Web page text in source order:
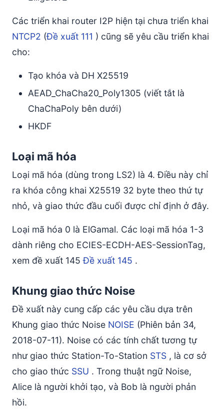
Các triển khai router I2P hiện tại chưa triển khai
NTCP2 (Đề xuất 111 ) cũng sẽ yêu cầu triển khai
cho:
Tạo khóa và DH X25519
AEAD_ChaCha20_Poly1305 (viết tắt là
ChaChaPoly bên dưới)
HKDF
Loại mã hóa
Loại mã hóa (dùng trong LS2) là 4. Điều này chỉ
ra khóa công khai X25519 32 byte theo thứ tự
nhỏ, và giao thức đầu cuối được chỉ định ở đây.
Loại mã hóa 0 là ElGamal. Các loại mã hóa 1-3
dành riêng cho ECIES-ECDH-AES-SessionTag,
xem đề xuất 145Đề xuất 145 .
Khung giao thức Noise
Đề xuất này cung cấp các yêu cầu dựa trên
Khung giao thức Noise NOISE (Phiên bản 34,
2018-07-11). Noise có các tính chất tương tự
như giao thức Station-To-Station STS , là cơ sở
cho giao thức SSU . Trong thuật ngữ Noise,
Alice là người khởi tạo, và Bob là người phản
hồi.